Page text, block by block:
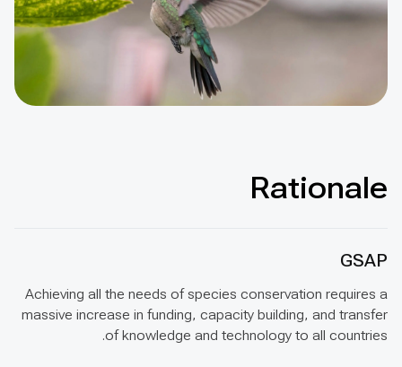
Rationale
GSAP
Achieving all the needs of species conservation requires a
massive increase in funding, capacity building, and transfer
of knowledge and technology to all countries.